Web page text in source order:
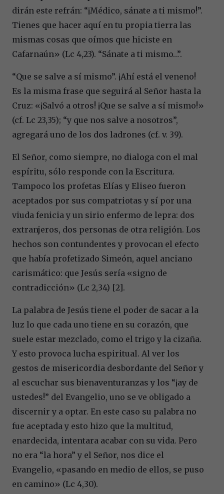
dirán este refrán: “¡Médico, sánate a ti mismo!”.
Tienes que hacer aquí en tu propia tierra las
mismas cosas que oímos que hiciste en
Cafarnaún» (Lc 4,23). “Sánate a ti mismo…”.
“Que se salve a sí mismo”. ¡Ahí está el veneno!
Es la misma frase que seguirá al Señor hasta la
Cruz: «¡Salvó a otros! ¡Que se salve a sí mismo!»
(cf. Lc 23,35); “y que nos salve a nosotros”,
agregará uno de los dos ladrones (cf. v. 39).
El Señor, como siempre, no dialoga con el mal
espíritu, sólo responde con la Escritura.
Tampoco los profetas Elías y Eliseo fueron
aceptados por sus compatriotas y sí por una
viuda fenicia y un sirio enfermo de lepra: dos
extranjeros, dos personas de otra religión. Los
hechos son contundentes y provocan el efecto
que había profetizado Simeón, aquel anciano
carismático: que Jesús sería «signo de
contradicción» (Lc 2,34) [2].
La palabra de Jesús tiene el poder de sacar a la
luz lo que cada uno tiene en su corazón, que
suele estar mezclado, como el trigo y la cizaña.
Y esto provoca lucha espiritual. Al ver los
gestos de misericordia desbordante del Señor y
al escuchar sus bienaventuranzas y los “¡ay de
ustedes!” del Evangelio, uno se ve obligado a
discernir y a optar. En este caso su palabra no
fue aceptada y esto hizo que la multitud,
enardecida, intentara acabar con su vida. Pero
no era “la hora” y el Señor, nos dice el
Evangelio, «pasando en medio de ellos, se puso
en camino» (Lc 4,30).